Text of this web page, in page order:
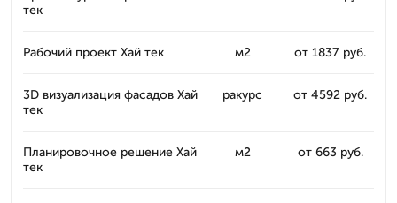
тек
Рабочий проект Хай тек м2 от 1837 руб.
3D визуализация фасадов Хай
тек
ракурс от 4592 руб.
Планировочное решение Хай
тек
м2 от 663 руб.